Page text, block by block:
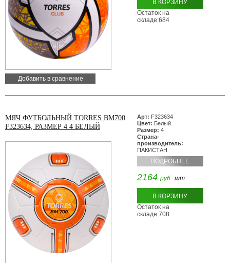
Добавить в сравнение
В КОРЗИНУ
Остаток на
складе:684
МЯЧ ФУТБОЛЬНЫЙ TORRES BM700
F323634, РАЗМЕР 4 4 БЕЛЫЙ
Арт: F323634
Цвет: Белый
Размер: 4
Страна-
производитель:
ПАКИСТАН
ПОДРОБНЕЕ
2164 руб. шт.
В КОРЗИНУ
Остаток на
складе:708